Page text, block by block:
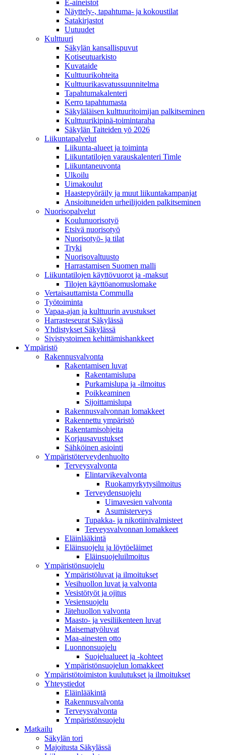
E-aineistot
Näyttely-, tapahtuma- ja kokoustilat
Satakirjastot
Uutuudet
Kulttuuri
Säkylän kansallispuvut
Kotiseutuarkisto
Kuvataide
Kulttuurikohteita
Kulttuurikasvatussuunnitelma
Tapahtumakalenteri
Kerro tapahtumasta
Säkyläläisen kulttuuritoimijan palkitseminen
Kulttuurikipinä-toimintaraha
Säkylän Taiteiden yö 2026
Liikuntapalvelut
Liikunta-alueet ja toiminta
Liikuntatilojen varauskalenteri Timle
Liikuntaneuvonta
Ulkoilu
Uimakoulut
Haastepyöräily ja muut liikuntakampanjat
Ansioituneiden urheilijoiden palkitseminen
Nuorisopalvelut
Koulunuorisotyö
Etsivä nuorisotyö
Nuorisotyö- ja tilat
Tryki
Nuorisovaltuusto
Harrastamisen Suomen malli
Liikuntatilojen käyttövuorot ja -maksut
Tilojen käyttöanomuslomake
Vertaisauttamista Commulla
Työtoiminta
Vapaa-ajan ja kulttuurin avustukset
Harrasteseurat Säkylässä
Yhdistykset Säkylässä
Sivistystoimen kehittämishankkeet
Ympä­ristö
Rakennusvalvonta
Rakentamisen luvat
Rakentamislupa
Purkamislupa ja -ilmoitus
Poikkeaminen
Sijoittamislupa
Rakennusvalvonnan lomakkeet
Rakennettu ympäristö
Rakentamisohjeita
Korjausavustukset
Sähköinen asiointi
Ympäristöterveydenhuolto
Terveysvalvonta
Elintarvikevalvonta
Ruokamyrkytysilmoitus
Terveydensuojelu
Uimavesien valvonta
Asumisterveys
Tupakka- ja nikotiinivalmisteet
Terveysvalvonnan lomakkeet
Eläinlääkintä
Eläinsuojelu ja löytöeläimet
Eläinsuojeluilmoitus
Ympäristönsuojelu
Ympäristöluvat ja ilmoitukset
Vesihuollon luvat ja valvonta
Vesistötyöt ja ojitus
Vesiensuojelu
Jätehuollon valvonta
Maasto- ja vesiliikenteen luvat
Maisematyöluvat
Maa-ainesten otto
Luonnonsuojelu
Suojelualueet ja -kohteet
Ympäristönsuojelun lomakkeet
Ympäristötoimiston kuulutukset ja ilmoitukset
Yhteystiedot
Eläinlääkintä
Rakennusvalvonta
Terveysvalvonta
Ympäristönsuojelu
Mat­kailu
Säkylän tori
Majoitusta Säkylässä